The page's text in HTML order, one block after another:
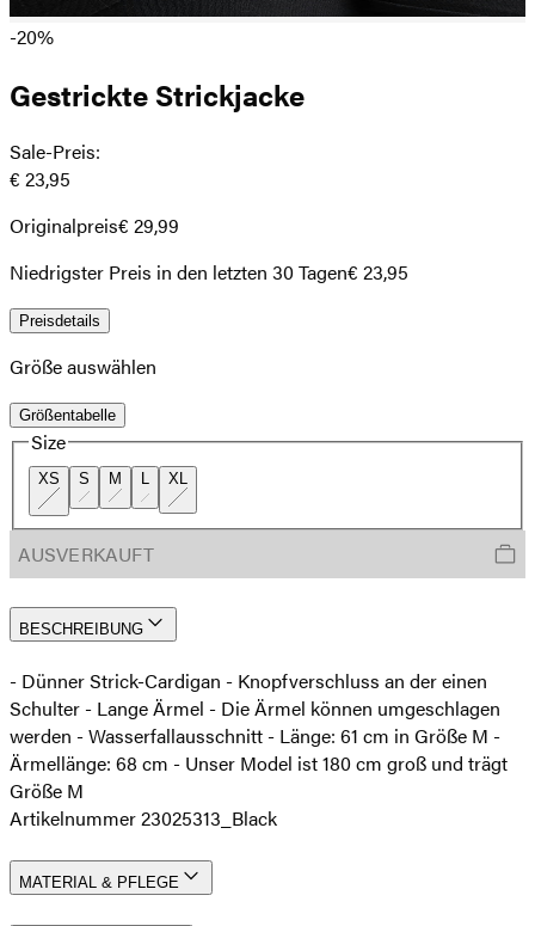
-20%
Gestrickte Strickjacke
Sale-Preis:
€ 23,95
Originalpreis€ 29,99
Niedrigster Preis in den letzten 30 Tagen€ 23,95
Preisdetails
Größe auswählen
Größentabelle
Size
XS S M L XL
AUSVERKAUFT
BESCHREIBUNG
- Dünner Strick-Cardigan - Knopfverschluss an der einen
Schulter - Lange Ärmel - Die Ärmel können umgeschlagen
werden - Wasserfallausschnitt - Länge: 61 cm in Größe M -
Ärmellänge: 68 cm - Unser Model ist 180 cm groß und trägt
Größe M
Artikelnummer 23025313_Black
MATERIAL & PFLEGE